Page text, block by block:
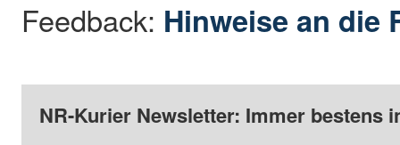
Feedback: Hinweise an die
NR-Kurier Newsletter: Immer bestens